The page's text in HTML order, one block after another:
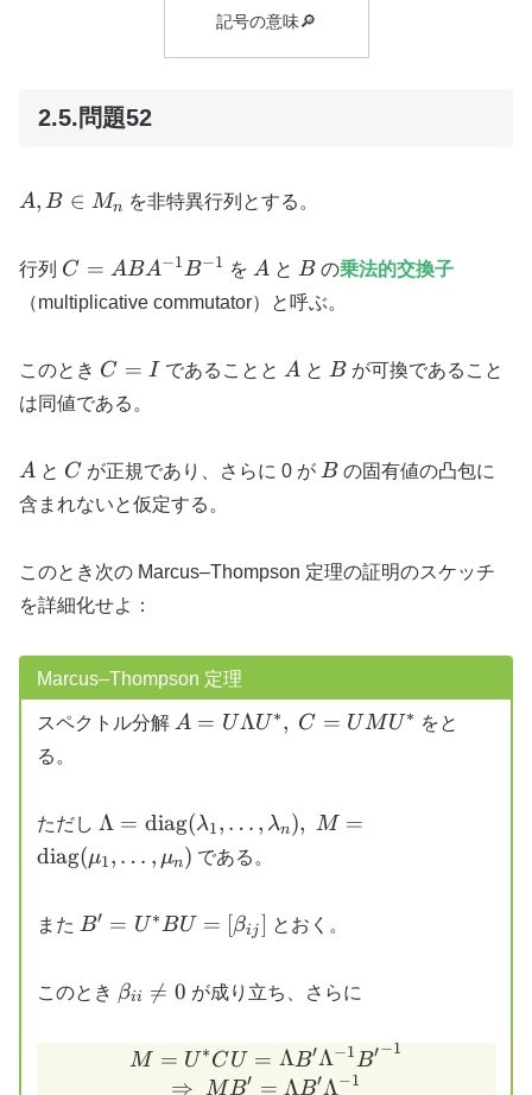
記号の意味🔎
2.5.問題52
A, B
A, B ∈ Mn を非特異行列とする。
行列 C =
ABA^{-1}B^{-1}
C = ABA−1B−1 を A
A と B
B の乗法的交換子
（multiplicative commutator）と呼ぶ。
このとき C
=
I
C = I であることと A
A と B
Bが可換であること
は同値である。
A
A と C
C が正規であり、さらに 0 が B
B の固有値の凸包に
含まれないと仮定する。
このとき次の Marcus–Thompson 定理の証明のスケッチ
を詳細化せよ：
Marcus–Thompson 定理
スペクトル分解 A = U
U^*
A = UΛU∗, C = UMU∗ をと
る。
ただし \Lambda =
\mathrm{diag}
(\lambda_1,
\lambda_n), \
\mathrm{diag}
(\mu_1, \ldots,
Λ = diag(λ1, … , λn), M =
diag(μ1, … , μn) である。
また B' = U^* B
[\beta_{ij}]
B′ = U∗BU = [βij] とおく。
このとき \beta_{ii}
βii 
= 0 が成り立ち、さらに
M = U^* C U =
M = U∗CU = ΛB′Λ−1B′−1
⇒ MB′ = ΛB′Λ−1